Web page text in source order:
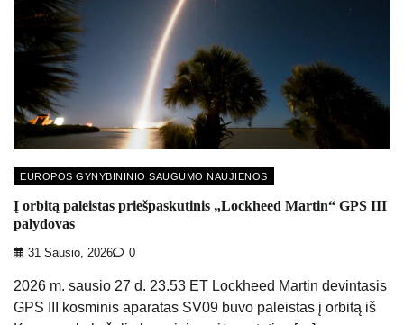
EUROPOS GYNYBININIO SAUGUMO NAUJIENOS
Į orbitą paleistas priešpaskutinis „Lockheed Martin“ GPS III
palydovas
31 Sausio, 2026 0
2026 m. sausio 27 d. 23.53 ET Lockheed Martin devintasis
GPS III kosminis aparatas SV09 buvo paleistas į orbitą iš